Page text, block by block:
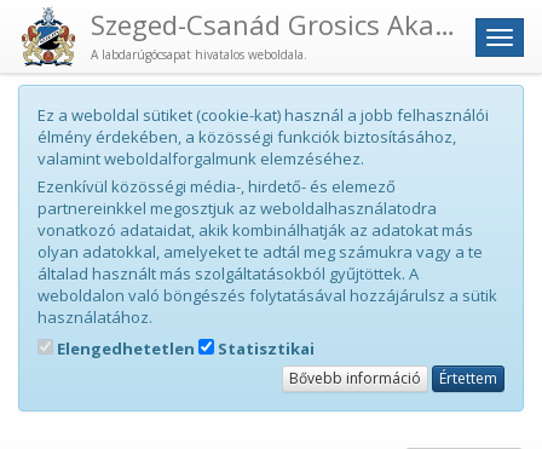
Menü
Szeged-Csanád Grosics Akadémia
A labdarúgócsapat hivatalos weboldala.
Ez a weboldal sütiket (cookie-kat) használ a jobb felhasználói
élmény érdekében, a közösségi funkciók biztosításához,
valamint weboldalforgalmunk elemzéséhez.
Ezenkívül közösségi média-, hirdető- és elemező
partnereinkkel megosztjuk az weboldalhasználatodra
vonatkozó adataidat, akik kombinálhatják az adatokat más
olyan adatokkal, amelyeket te adtál meg számukra vagy a te
általad használt más szolgáltatásokból gyűjtöttek. A
weboldalon való böngészés folytatásával hozzájárulsz a sütik
használatához.
Elengedhetetlen
Statisztikai
Bővebb információ Értettem